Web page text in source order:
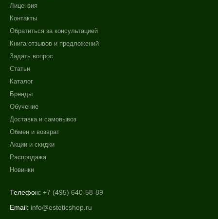
Лицензия
Контакты
Обратиться за консультацией
Книга отзывов и предложений
Задать вопрос
Статьи
Каталог
Бренды
Обучение
Доставка и самовывоз
Обмен и возврат
Акции и скидки
Распродажа
Новинки
Телефон: +7 (495) 640-58-89
Email: info@esteticshop.ru